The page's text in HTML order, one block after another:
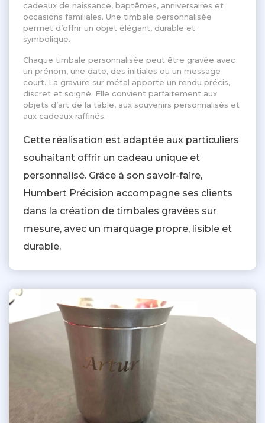
cadeaux de naissance, baptêmes, anniversaires et
occasions familiales. Une timbale personnalisée
permet d’offrir un objet élégant, durable et
symbolique.
Chaque timbale personnalisée peut être gravée avec
un prénom, une date, des initiales ou un message
court. La gravure sur métal apporte un rendu précis,
discret et soigné. Elle convient parfaitement aux
objets d’art de la table, aux souvenirs personnalisés et
aux cadeaux raffinés.
Cette réalisation est adaptée aux particuliers
souhaitant offrir un cadeau unique et
personnalisé. Grâce à son savoir-faire,
Humbert Précision accompagne ses clients
dans la création de timbales gravées sur
mesure, avec un marquage propre, lisible et
durable.